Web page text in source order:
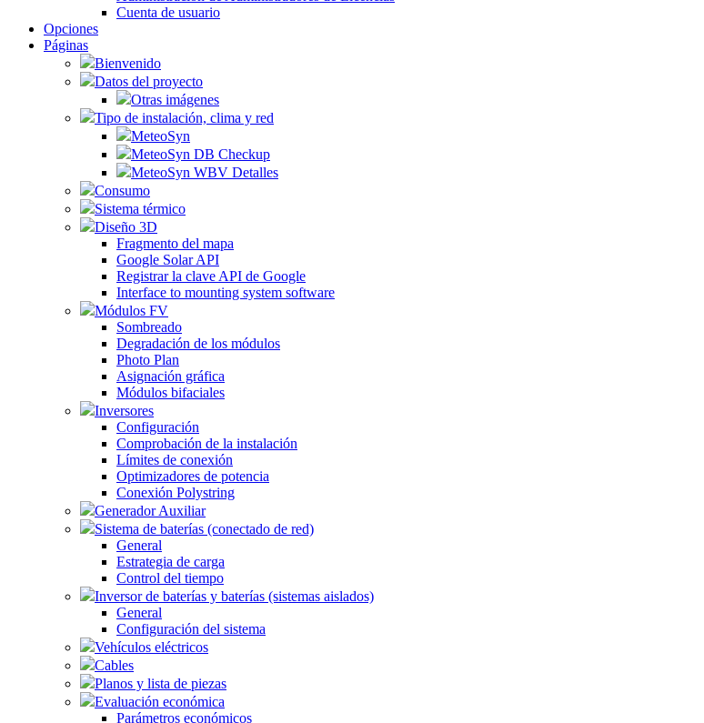
Cuenta de usuario
Opciones
Páginas
Bienvenido
Datos del proyecto
Otras imágenes
Tipo de instalación, clima y red
MeteoSyn
MeteoSyn DB Checkup
MeteoSyn WBV Detalles
Consumo
Sistema térmico
Diseño 3D
Fragmento del mapa
Google Solar API
Registrar la clave API de Google
Interface to mounting system software
Módulos FV
Sombreado
Degradación de los módulos
Photo Plan
Asignación gráfica
Módulos bifaciales
Inversores
Configuración
Comprobación de la instalación
Límites de conexión
Optimizadores de potencia
Conexión Polystring
Generador Auxiliar
Sistema de baterías (conectado de red)
General
Estrategia de carga
Control del tiempo
Inversor de baterías y baterías (sistemas aislados)
General
Configuración del sistema
Vehículos eléctricos
Cables
Planos y lista de piezas
Evaluación económica
Parámetros económicos